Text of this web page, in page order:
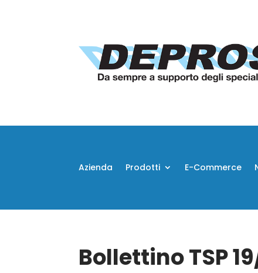
Azienda Prodotti E-Commerce
Bollettino TSP